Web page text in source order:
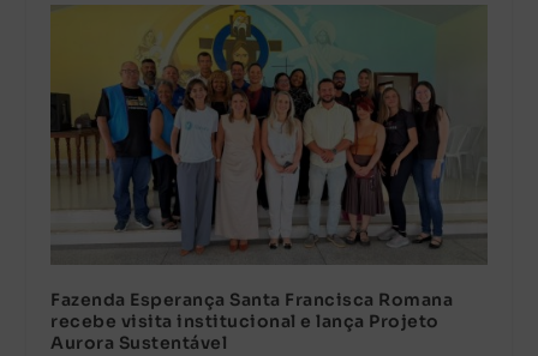
Fazenda Esperança Santa Francisca Romana
recebe visita institucional e lança Projeto
Aurora Sustentável